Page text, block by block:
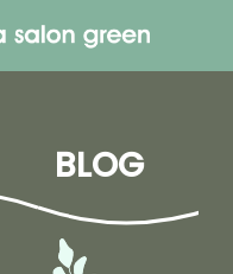
BLOG